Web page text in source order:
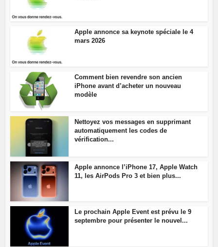
Apple annonce sa keynote spéciale le 4
mars 2026
Comment bien revendre son ancien
iPhone avant d’acheter un nouveau
modèle
Nettoyez vos messages en supprimant
automatiquement les codes de
vérification...
Apple annonce l’iPhone 17, Apple Watch
11, les AirPods Pro 3 et bien plus...
Le prochain Apple Event est prévu le 9
septembre pour présenter le nouvel...